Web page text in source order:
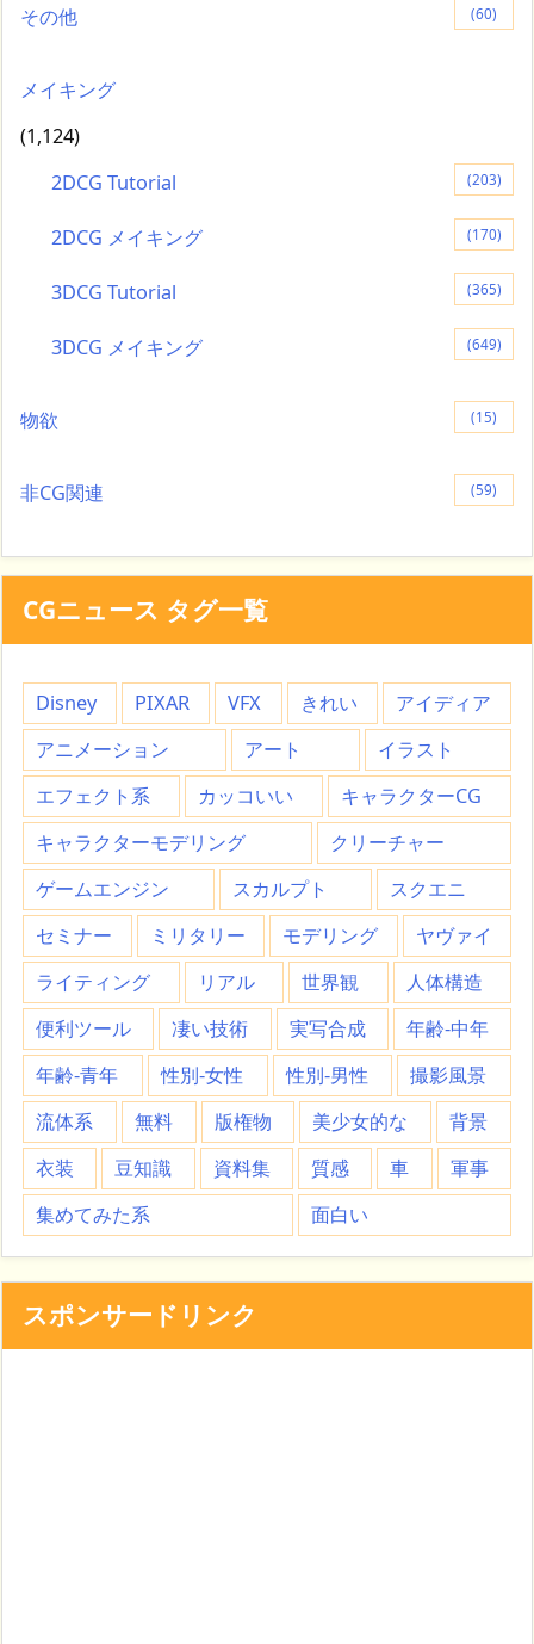
その他 (60)
メイキング
(1,124)
2DCG Tutorial
(203)
2DCG メイキング (170)
3DCG Tutorial (365)
3DCG メイキング (649)
物欲 (15)
非CG関連 (59)
CGニュース タグ一覧
Disney PIXAR VFX きれい
アイディア
アニメーション
アート
イラスト
エフェクト系
カッコいい
キャラクターCG
キャラクターモデリング
クリーチャー
ゲームエンジン
スカルプト
スクエニ
セミナー
ミリタリー モデリング
ヤヴァイ
ライティング
リアル 世界観
人体構造
便利ツール
凄い技術 実写合成
年齢-中年
年齢-青年
性別-女性 性別-男性
撮影風景
流体系
無料 版権物 美少女的な
背景
衣装
豆知識 資料集 質感 車
軍事
集めてみた系
面白い
スポンサードリンク